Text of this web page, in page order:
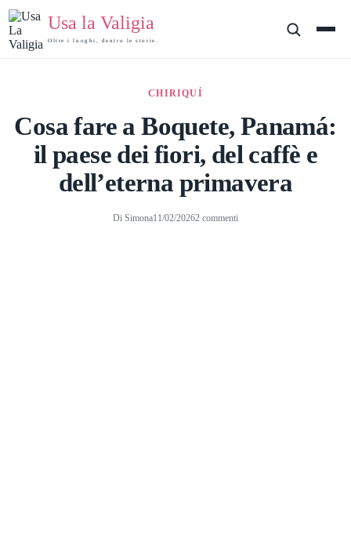
contenuto
Usa la Valigia
Oltre i luoghi, dentro le storie.
CHIRIQUÍ
Cosa fare a Boquete, Panamá:
il paese dei fiori, del caffè e
dell’eterna primavera
Di Simona11/02/20262 commenti